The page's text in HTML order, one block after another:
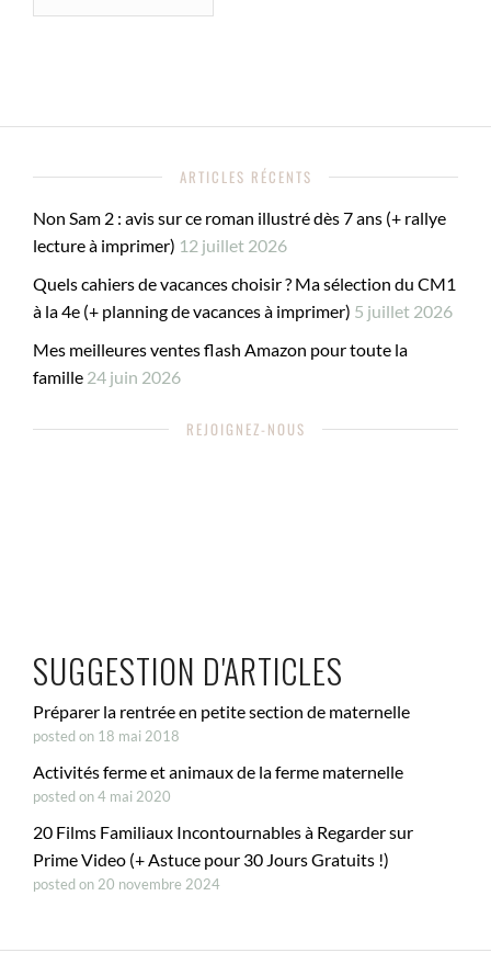
ARTICLES RÉCENTS
Non Sam 2 : avis sur ce roman illustré dès 7 ans (+ rallye
lecture à imprimer) 12 juillet 2026
Quels cahiers de vacances choisir ? Ma sélection du CM1
à la 4e (+ planning de vacances à imprimer) 5 juillet 2026
Mes meilleures ventes flash Amazon pour toute la
famille 24 juin 2026
REJOIGNEZ-NOUS
SUGGESTION D'ARTICLES
Préparer la rentrée en petite section de maternelle
posted on 18 mai 2018
Activités ferme et animaux de la ferme maternelle
posted on 4 mai 2020
20 Films Familiaux Incontournables à Regarder sur
Prime Video (+ Astuce pour 30 Jours Gratuits !)
posted on 20 novembre 2024